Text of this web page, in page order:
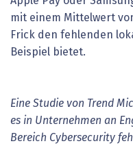
mit einem Mittelwert
Frick den fehlenden
Beispiel bietet.
Eine Studie von Trend
es in Unternehmen an
Bereich Cybersecurity